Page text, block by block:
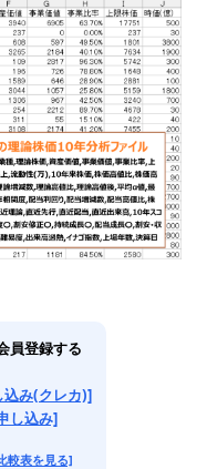
員登録する
込み(クレカ)]
し込み]
較表を見る]